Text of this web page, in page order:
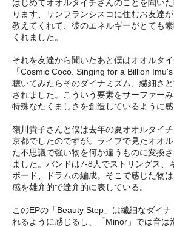
はじめてオオルタイチさんのことを聞い
ります、サンフランシスコに住むお友達
教えてくれて、彼のエネルギーがとても
くれました。
それを友達から聞いたあと僕はオオルタ
「Cosmic Coco. Singing for a Billion
聴いてみたらそのダイナミズム、繊細さ
されました。こういう要素をサーファー
特殊なたくましさを創造しているように感
嶺川貴子さんと僕は去年の夏オオルタイ
京都でしたのですが。ライブで見たオオ
た不思議で強い物を何か違うものに変換
ました。バンドは7-8人でストリングス、
ボード、ドラムの編成。そこで感じた物
感を雄弁的で達弁的に表している。
このEPの「Beauty Step」は繊細なダイ
れるように感じるし、「Minor」では音は